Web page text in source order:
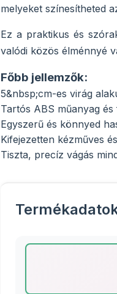
melyeket színesítheted
Ez a praktikus és
valódi közös élménnyé
Főbb jellemzők:
5&nbsp;cm-es virág
Tartós ABS műanyag
Egyszerű és könnyed
Kifejezetten kézműves
Tiszta, precíz vágás